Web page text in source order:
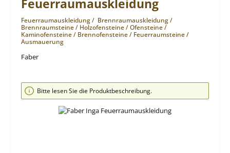
Feuerraumauskleidung
Feuerraumauskleidung / Brennraumauskleidung /
Brennraumsteine / Holzofensteine / Ofensteine /
Kaminofensteine / Brennofensteine / Feuerraumsteine /
Ausmauerung
Faber
Bildergalerie überspringen
Bitte lesen Sie die Produktbeschreibung.